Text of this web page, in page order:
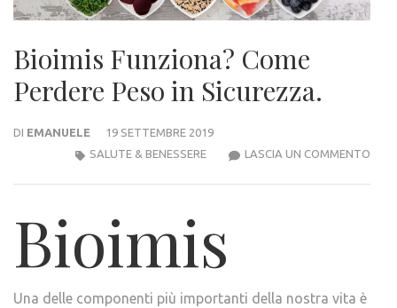
Bioimis Funziona? Come
Perdere Peso in Sicurezza.
DI EMANUELE
19 SETTEMBRE 2019
LASCIA UN COMMENTO
SALUTE & BENESSERE
Bioimis
Una delle componenti più importanti della nostra vita è